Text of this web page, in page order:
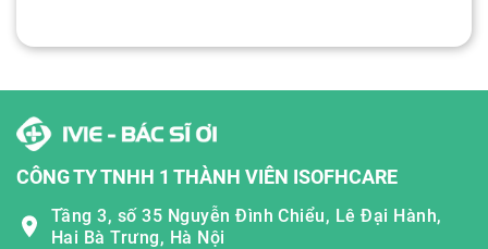
CÔNG TY TNHH 1 THÀNH VIÊN ISOFHCARE
Tầng 3, số 35 Nguyễn Đình Chiểu, Lê Đại Hành,
Hai Bà Trưng, Hà Nội